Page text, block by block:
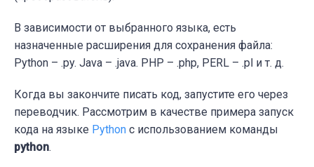
В зависимости от выбранного языка, есть
назначенные расширения для сохранения файла:
Python – .py. Java – .java. PHP – .php, PERL – .pl и т. д.
Когда вы закончите писать код, запустите его через
переводчик. Рассмотрим в качестве примера запуск
кода на языке Python с использованием команды
python.